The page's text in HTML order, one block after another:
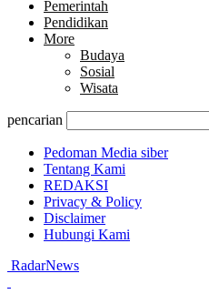
Pemerintah
Pendidikan
More
Budaya
Sosial
Wisata
pencarian
Pedoman Media siber
Tentang Kami
REDAKSI
Privacy & Policy
Disclaimer
Hubungi Kami
RadarNews